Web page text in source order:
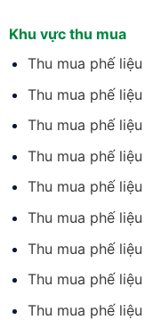
Khu vực thu mua
Thu mua phế
Thu mua phế
Thu mua phế liệu
Thu mua phế
Thu mua phế
Thu mua phế
Thu mua phế
Thu mua phế
Thu mua phế liệu